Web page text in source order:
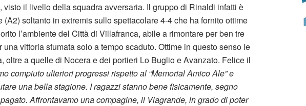
il livello della squadra avversaria. Il gruppo di Rinaldi infatti è
soltanto in extremis sullo spettacolare 4-4 che ha fornito ottime
l’ambiente del Città di Villafranca, abile a rimontare per ben tre
vittoria sfumata solo a tempo scaduto. Ottime in questo senso le
oltre a quelle di Nocera e dei portieri Lo Buglio e Avanzato. Felice il
compiuto ulteriori progressi rispetto al “Memorial Amico Ale” e
una bella stagione. I ragazzi stanno bene fisicamente, segno
Affrontavamo una compagine, il Viagrande, in grado di poter